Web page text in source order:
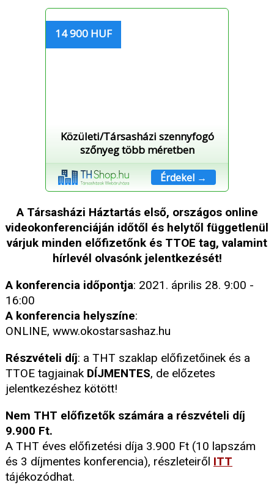
14 900 HUF
Közületi/Társasházi szennyfogó
szőnyeg több méretben
Érdekel →
A Társasházi Háztartás első, országos online
videokonferenciáján időtől és helytől függetlenül
várjuk minden előfizetőnk és TTOE tag, valamint
hírlevél olvasónk jelentkezését!
A konferencia időpontja: 2021. április 28. 9:00 -
16:00
A konferencia helyszíne:
ONLINE, www.okostarsashaz.hu
Részvételi díj: a THT szaklap előfizetőinek és a
TTOE tagjainak DÍJMENTES, de előzetes
jelentkezéshez kötött!
Nem THT előfizetők számára a részvételi díj
9.900 Ft.
A THT éves előfizetési díja 3.900 Ft (10 lapszám
és 3 díjmentes konferencia), részleteiről ITT
tájékozódhat.